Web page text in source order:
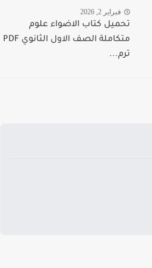
فبراير 2, 2026
تحميل كتاب الاضواء علوم
متكاملة الصف الاول الثانوي PDF
ترم...